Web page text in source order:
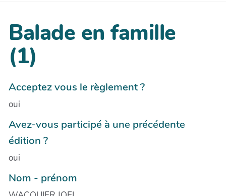
Balade en famille
(1)
Acceptez vous le règlement ?
oui
Avez-vous participé à une précédente
édition ?
oui
Nom - prénom